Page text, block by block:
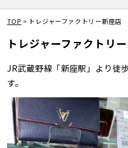
TOP > トレジャーファクトリー新座店
トレジャーファクトリ
JR武蔵野線「新座駅」より徒
す。